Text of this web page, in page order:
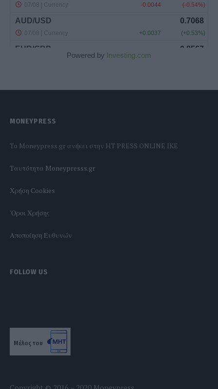
Powered by Investing.com
MONEYPRESS
To Moneypress.gr ανήκει στην HT PRESS ONLINE IKE
Tαυτότητα Moneypresss.gr
Χρήση Cookies
'Οροι Χρήσης
Αποποίηση Ευθυνών
FOLLOW US
Μέλος του